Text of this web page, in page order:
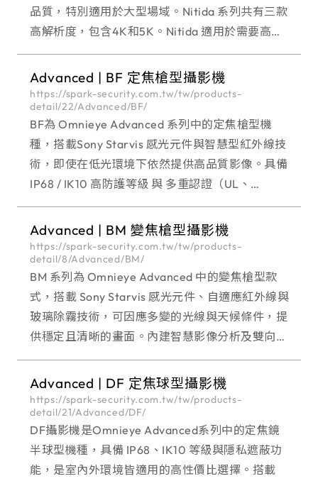
品質，特別適用於大型場域。Nitida 系列共有三款
高解析度，包含4K和5K。Nitida 適用於需要高影
像品質且具有高動態的大型場域，它可捕捉任何即
時影像且不失細節及流暢度。
Advanced | BF 定焦槍型攝影機
https://spark-security.com.tw/tw/products-
detail/22/Advanced/BF/
BF為 Omnieye Advanced 系列中的定焦槍型機
種，搭載Sony Starvis 感光元件與智慧型紅外線技
術，即使在低光環境下依然提供高品質影像。具備
IP68 / IK10 高防護等級 與 多重認證（UL、
NDAA、資安認證），適用於對影像穩定與資安高
度要求的場域。 O
Advanced | BM 變焦槍型攝影機
https://spark-security.com.tw/tw/products-
detail/8/Advanced/BM/
BM 系列為 Omnieye Advanced 中的變焦槍型款
式，搭載 Sony Starvis 感光元件、自適應紅外線與
玻璃除霧技術，可因應多變的光線與天候條件，提
供穩定且清晰的畫面。內建智慧影像分析及雙向語
音通訊功能，實現即時偵測與互動式監控。 適用於
需遠近觀察、事件即時應對的場
Advanced | DF 定焦球型攝影機
https://spark-security.com.tw/tw/products-
detail/21/Advanced/DF/
DF攝影機是Omnieye Advanced系列中的定焦鏡
半球型機種，具備 IP68、IK10 等級與隱私遮蔽功
能，是室內外環境皆適用的高性價比選擇。搭載